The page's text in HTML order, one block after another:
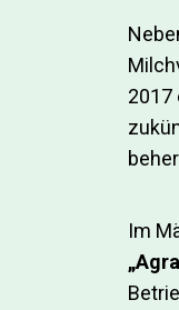
2017
Im